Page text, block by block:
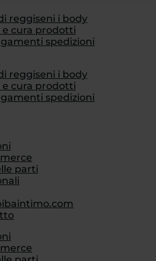
reggiseni i body
e cura prodotti
spedizioni
reggiseni i body
e cura prodotti
spedizioni
parti